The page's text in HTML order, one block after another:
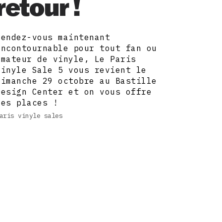
!
vous maintenant
pour tout fan ou
de vinyle, Le Paris
Sale 5 vous revient le
29 octobre au Bastille
Center et on vous offre
places !
vinyle sales